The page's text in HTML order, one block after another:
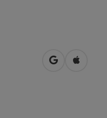
Openen in